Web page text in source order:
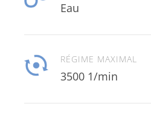
Eau
RÉGIME MAXIMAL
3500 1/min